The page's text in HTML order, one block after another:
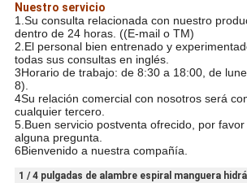
Nuestro servicio
1.Su consulta relacionada con nuestro
dentro de 24 horas. ((E-mail o TM)
2.El personal bien entrenado y
todas sus consultas en inglés.
3Horario de trabajo: de 8:30 a 18:00, de
8).
4Su relación comercial con nosotros será
cualquier tercero.
5.Buen servicio postventa ofrecido, por
alguna pregunta.
6Bienvenido a nuestra compañía.
1 / 4 pulgadas de alambre espiral manguera